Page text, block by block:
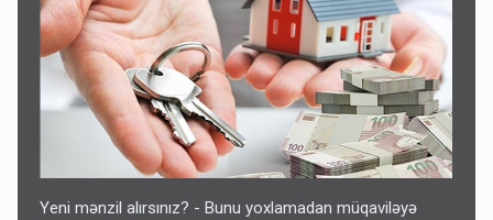
Yeni mənzil alırsınız? - Bunu yoxlamadan müqaviləyə